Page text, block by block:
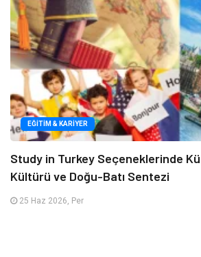
EĞITIM & KARIYER
Study in Turkey Seçeneklerinde
Kültürü ve Doğu-Batı Sentezi
25 Haz 2026, Per